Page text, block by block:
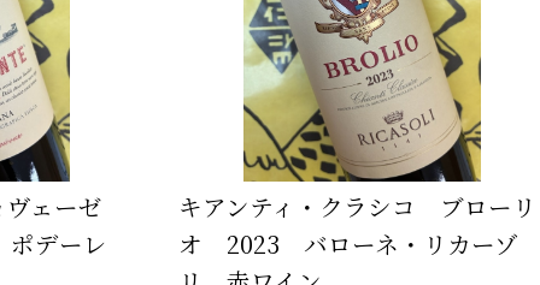
ヴェーゼ
デーレ
キアンティ・クラシコ ブローリ
オ 2023 バローネ・リカーゾ